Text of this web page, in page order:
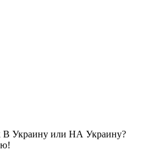
В Украину или НА Украину?